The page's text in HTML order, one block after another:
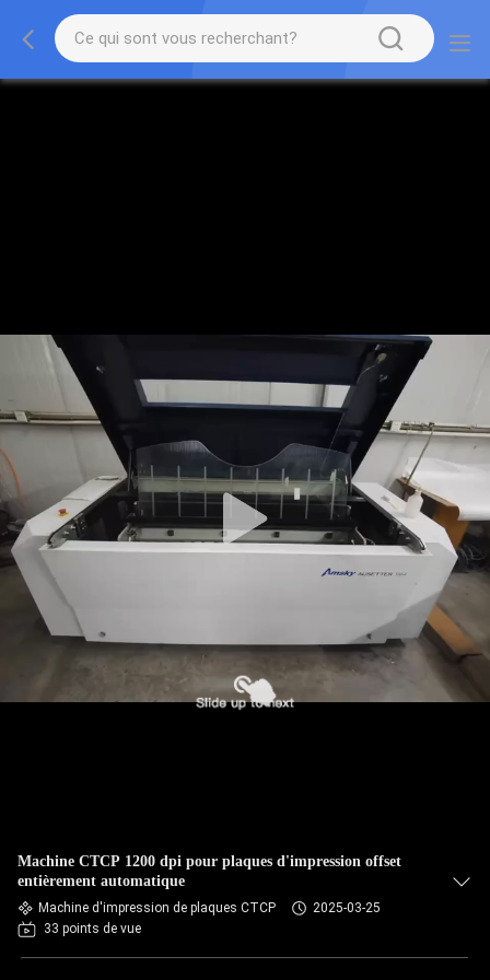
Machine CTCP 1200 dpi pour plaques d'impression offset
entièrement automatique
Machine d'impression de plaques CTCP
2025-03-25
33 points de vue